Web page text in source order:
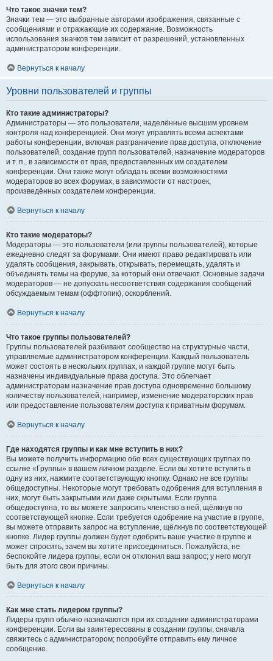
Что такое значки тем?
Значки тем — это выбранные авторами изображения, связанные с
сообщениями и отражающие их содержание. Возможность
использования значков тем зависит от разрешений, установленных
администратором конференции.
Вернуться к началу
Уровни пользователей и группы
Кто такие администраторы?
Администраторы — это пользователи, наделённые высшим уровнем
контроля над конференцией. Они могут управлять всеми аспектами
работы конференции, включая разграничение прав доступа, отключение
пользователей, создание групп пользователей, назначение модераторов
и т. п., в зависимости от прав, предоставленных им создателем
конференции. Они также могут обладать всеми возможностями
модераторов во всех форумах, в зависимости от настроек,
произведённых создателем конференции.
Вернуться к началу
Кто такие модераторы?
Модераторы — это пользователи (или группы пользователей), которые
ежедневно следят за форумами. Они имеют право редактировать или
удалять сообщения, закрывать, открывать, перемещать, удалять и
объединять темы на форуме, за который они отвечают. Основные задачи
модераторов — не допускать несоответствия содержания сообщений
обсуждаемым темам (оффтопик), оскорблений.
Вернуться к началу
Что такое группы пользователей?
Группы пользователей разбивают сообщество на структурные части,
управляемые администратором конференции. Каждый пользователь
может состоять в нескольких группах, и каждой группе могут быть
назначены индивидуальные права доступа. Это облегчает
администраторам назначение прав доступа одновременно большому
количеству пользователей, например, изменение модераторских прав
или предоставление пользователям доступа к приватным форумам.
Вернуться к началу
Где находятся группы и как мне вступить в них?
Вы можете получить информацию обо всех существующих группах по
ссылке «Группы» в вашем личном разделе. Если вы хотите вступить в
одну из них, нажмите соответствующую кнопку. Однако не все группы
общедоступны. Некоторые могут требовать одобрения для вступления в
них, могут быть закрытыми или даже скрытыми. Если группа
общедоступна, то вы можете запросить членство в ней, щёлкнув по
соответствующей кнопке. Если требуется одобрение на участие в группе,
вы можете отправить запрос на вступление, щёлкнув по соответствующей
кнопке. Лидер группы должен будет одобрить ваше участие в группе и
может спросить, зачем вы хотите присоединиться. Пожалуйста, не
беспокойте лидера группы, если он отклонил ваш запрос; у него могут
быть для этого свои причины.
Вернуться к началу
Как мне стать лидером группы?
Лидеры групп обычно назначаются при их создании администраторами
конференции. Если вы заинтересованы в создании группы, сначала
свяжитесь с администратором; попробуйте отправить ему личное
сообщение.